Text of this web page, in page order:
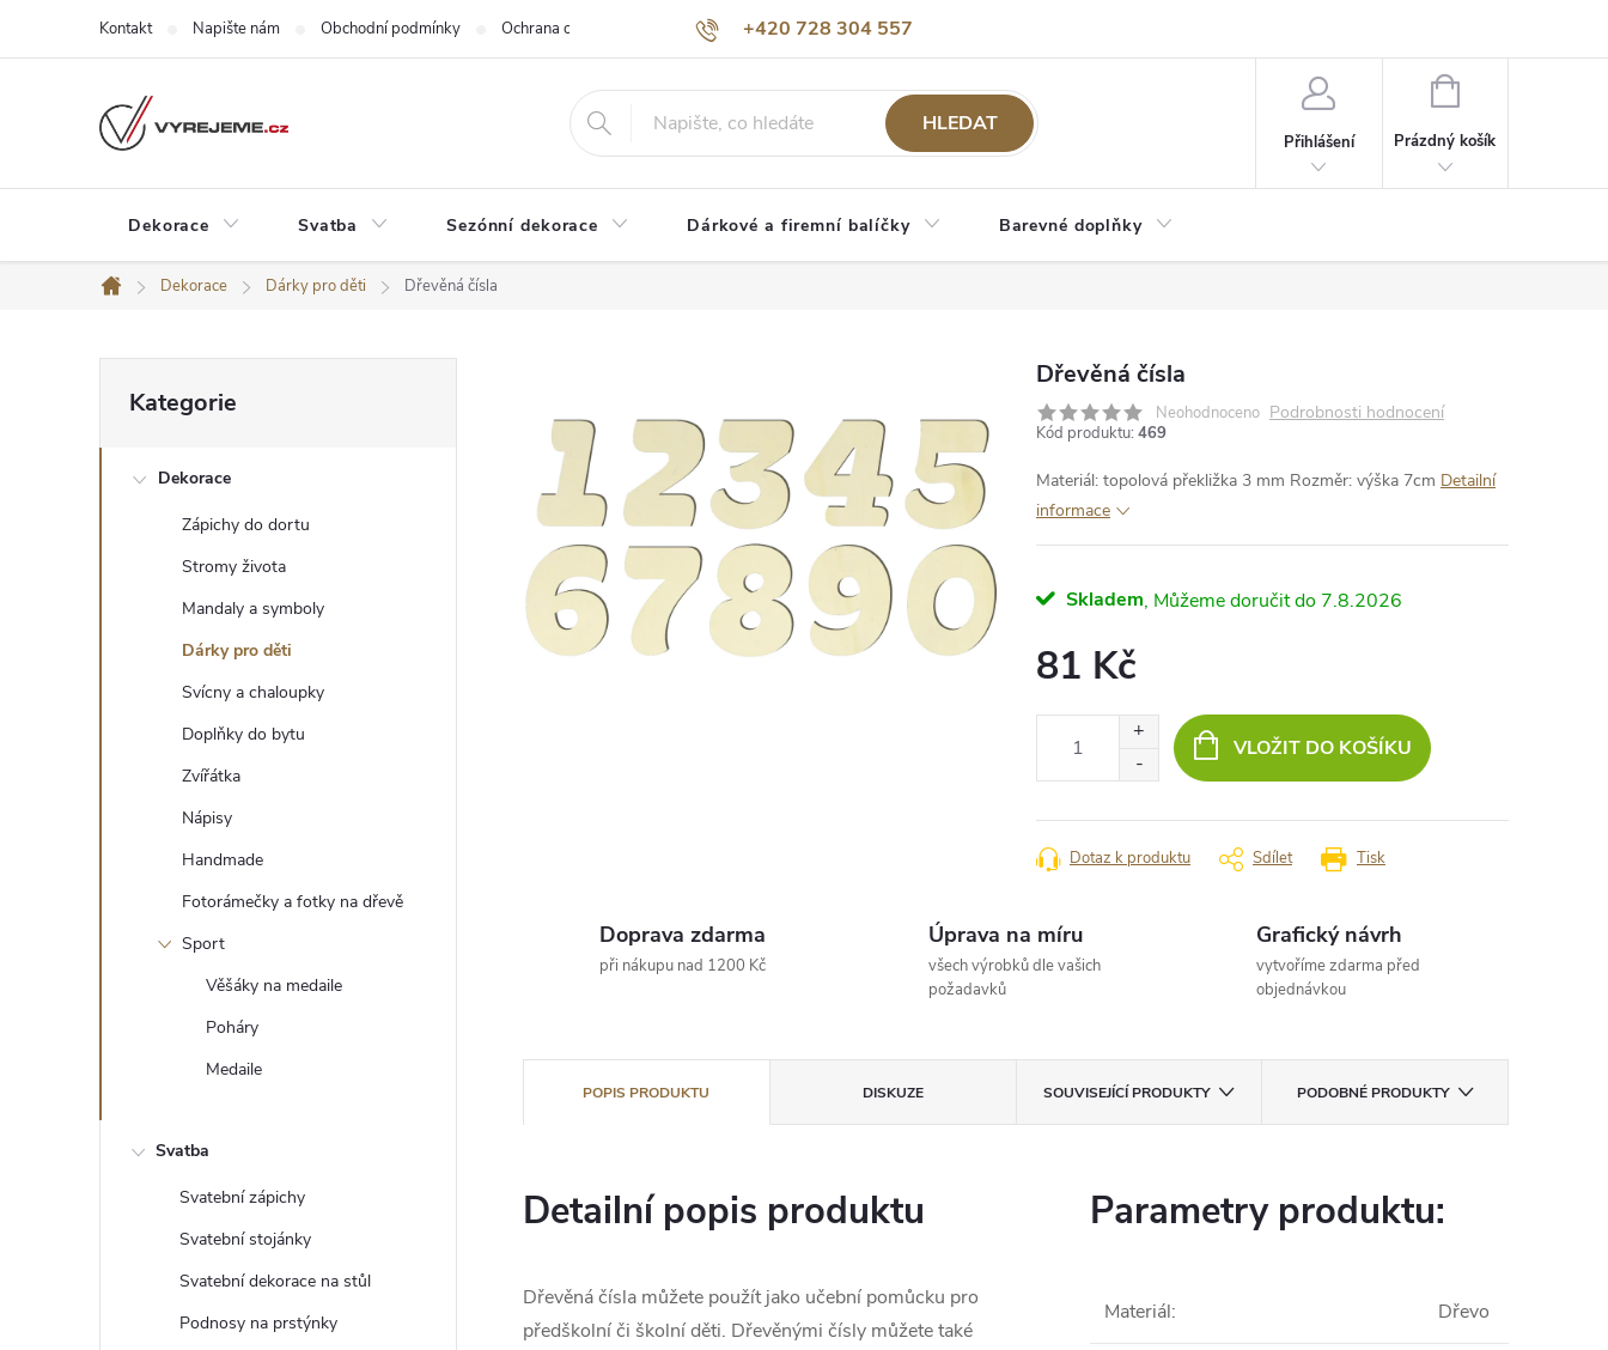
+420 728 304 557
Kontakt Napište nám Obchodní podmínky Ochrana osobních údajů O nás
HLEDAT
Přihlášení
NÁKUPNÍ
Prázdný košík
Dekorace Svatba Sezónní dekorace Dárkové a firemní balíčky Barevné doplňky
Domů
Dekorace Dárky pro děti Dřevěná čísla
o
e
kategorie
Kategorie
Dekorace
Zápichy do dortu
Stromy života
Mandaly a symboly
Dárky pro děti
Svícny a chaloupky
Doplňky do bytu
Zvířátka
Nápisy
Handmade
Fotorámečky a fotky na dřevě
Sport
Věšáky na medaile
Poháry
Medaile
Svatba
Svatební zápichy
Svatební stojánky
Svatební dekorace na stůl
Podnosy na prstýnky
Dřevěná čísla
Neohodnoceno Podrobnosti hodnocení
Kód produktu: 469
Materiál: topolová překližka 3 mm Rozměr: výška 7cm Detailní
informace
Skladem 7.8.2026
81 Kč
VLOŽIT DO KOŠÍKU
Tisk
Dotaz k produktu Sdílet
Doprava zdarma
při nákupu nad 1200 Kč
Úprava na míru
všech výrobků dle vašich
požadavků
Grafický návrh
vytvoříme zdarma před
objednávkou
POPIS PRODUKTU DISKUZE SOUVISEJÍCÍ PRODUKTY PODOBNÉ PRODUKTY
Detailní popis produktu
Dřevěná čísla můžete použít jako učební pomůcku pro
předškolní či školní děti. Dřevěnými čísly můžete také
Parametry produktu:
Materiál: Dřevo